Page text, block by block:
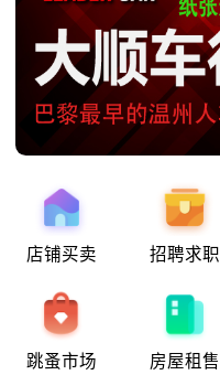
店铺买卖 招聘求职
跳蚤市场 房屋租售